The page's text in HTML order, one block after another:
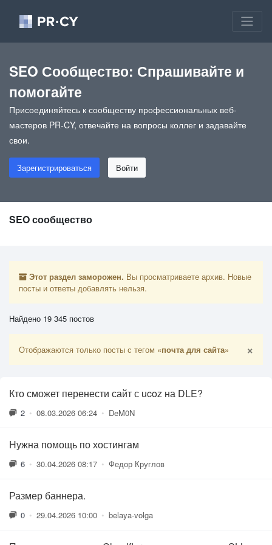
SEO Сообщество: Спрашивайте и
помогайте
Присоединяйтесь к сообществу профессиональных веб-
мастеров PR-CY, отвечайте на вопросы коллег и задавайте
свои.
Зарегистрироваться Войти
SEO сообщество
Этот раздел заморожен. Вы просматриваете архив. Новые
посты и ответы добавлять нельзя.
Найдено 19 345 постов
Отображаются только посты с тегом «почта для сайта» ×
Кто сможет перенести сайт с ucoz на DLE?
2 • 08.03.2026 06:24 • DeM0N
Нужна помощь по хостингам
6 • 30.04.2026 08:17 • Федор Круглов
Размер баннера.
0 • 29.04.2026 10:00 • belaya-volga